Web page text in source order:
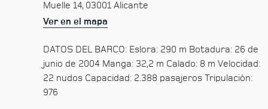
Muelle 14, 03001 Alicante
Ver en el mapa
DATOS DEL BARCO: Eslora: 290 m Botadura: 26 de
junio de 2004 Manga: 32,2 m Calado: 8 m Velocidad:
22 nudos Capacidad: 2.388 pasajeros Tripulación:
976